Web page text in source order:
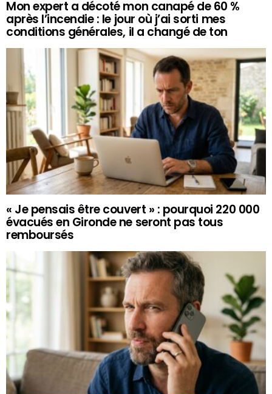
Mon expert a décoté mon canapé de 60 %
après l’incendie : le jour où j’ai sorti mes
conditions générales, il a changé de ton
« Je pensais être couvert » : pourquoi 220 000
évacués en Gironde ne seront pas tous
remboursés